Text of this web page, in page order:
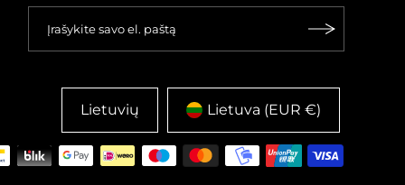
Lietuvių Lietuva (EUR €)